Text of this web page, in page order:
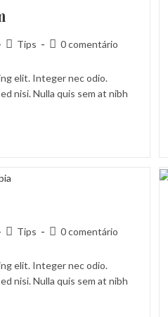
Categoria
post:
Tips
Comentários
0 comentário
elit. Integer nec odio.
nisi. Nulla quis sem at nibh
Categoria
post:
Tips
Comentários
0 comentário
elit. Integer nec odio.
nisi. Nulla quis sem at nibh